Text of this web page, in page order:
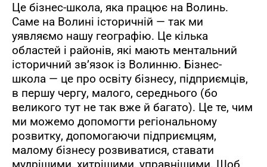
Це бізнес-школа, яка працює на Волинь.
Саме на Волині історичній — так ми
уявляємо нашу географію. Це кілька
областей і районів, які мають ментальний
історичний зв’язок із Волинню. Бізнес-
школа — це про освіту бізнесу, підприємців,
в першу чергу, малого, середнього (бо
великого тут не так вже й багато). Це те, чим
ми можемо допомогти регіональному
розвитку, допомогаючи підприємцям,
малому бізнесу розвиватися, ставати